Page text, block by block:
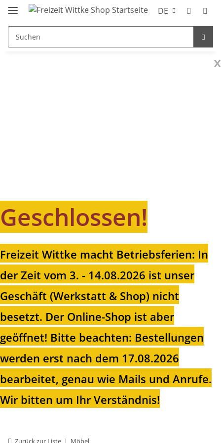
DE
x
Geschlossen!
Freizeit Wittke macht Betriebsferien: In
der Zeit vom 3. - 14.08.2026 ist unser
Geschäft (Werkstatt & Shop) nicht
besetzt. Der Online-Shop ist aber
geöffnet! Bitte beachten: Bestellungen
werden erst nach dem 17.08.2026
bearbeitet, genau wie Mails und Anrufe.
Wir bitten um Ihr Verständnis!
Zurück zur Liste Möbel